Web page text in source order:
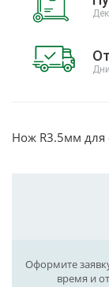
Нож R3.5мм для
Оформите
время и